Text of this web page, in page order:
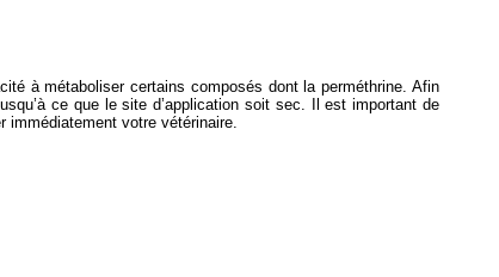
à métaboliser certains composés dont la perméthrine. Afin
ce que le site d’application soit sec. Il est important de
votre vétérinaire.